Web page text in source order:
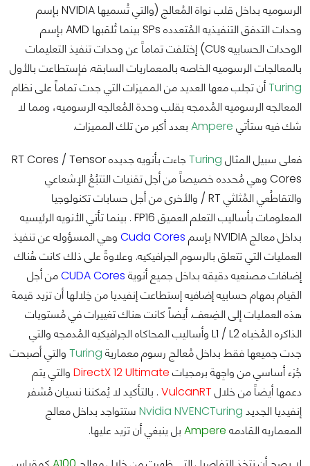
الرسوميه بداخل قلب نواة المُعالج (والتي تُسميها NVIDIA بإسم
وحدات التدفق التنفيذيه المُتعدده SPs بينما تُلقبها AMD بإسم
الوحدات الحسابيه CUs) إختلفت تماماً عن وحدات تنفيذ التعليمات
بالمعالجات الرسوميه الخاصه بالمعماريات السابقه. فإستطاعت بالأول
Turingأن تجلب معها العديد من المميزات التي جدت تماماً على نظام
المعالجه الرسوميه المُدمجه بقلب وحدة المُعالجه الرسوميه، ومما لا
شك فيه ستأتي Ampere بعدد أكبر من تلك المميزات.
فعلى سبيل المثال Turing
جاءت بأنويه جديده RT Cores / Tensor
Cores وهي مُحدده خصيصاً من أجل تقنيات التتبُعُ الإشعاعي
والتقاطُعي المُثلثي RT / والأخرى من أجل حسابات تكنولوجيا
المعلومات بأساليب التعلم العميق FP16 . بينما تأتي الأنويه الرئيسيه
بداخل معالج NVIDIA بإسم
Cuda Cores وهي المسؤوله عن تنفيذ
العمليات التي تتعلق بالرسوم الجرافيكيه. وعلاوةً على ذلك كانت هُناك
إضافات مصنعيه دقيقه بداخل جميع أنوية CUDA Coresمن أجل
القيام بمهام حسابيه إضافيه إستطاعت إنفيديا من خِلالها أن تزيد قيمة
هذه العمليات إلى الضِعف. أيضاً كانت هناك تغييرات في مُستويات
الذاكره المُخباه L1 / L2 وأساليب المحاكاه الجرافيكيه المُدمجه والتي
جدت جميعها فقط بداخل مُعالج رسوم معمارية Turing والتي أصبحت
جُزء أساسي من واجِهة برمجيات DirectX 12 Ultimate والتي يتم
دعمها أيضاً من خلال VulcanRT . بالتأكيد لا يُمكننا نسيان مُشفر
إنفيديا الجديد
Nvidia NVENCTuring
ستتواجد بداخل معالج
المعماريه القادمه Ampere بل ينبغي أن تزيد عليها.